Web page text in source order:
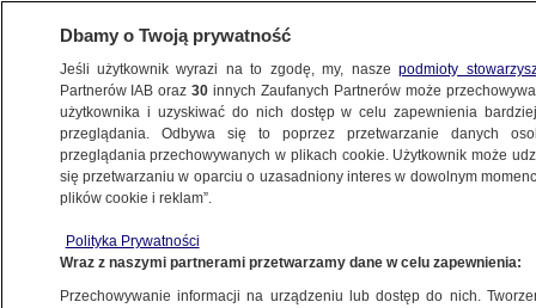
KONKRET24
POLITYKA
bo to sygnalizuje PKW. PKW - nie ma
takiego stanowiska
Dbamy o Twoją prywatność
Jeśli użytkownik wyrazi na to zgodę, my, naszepodmioty
Partnerów IAB oraz30 innych Zaufanych Partnerów może
użytkownika i uzyskiwać do nich dostęp w celu zapewnienia
przeglądania. Odbywa się to poprzez przetwarzanie danych
przeglądania przechowywanych w plikach cookie. Użytkownik może
się przetwarzaniu w oparciu o uzasadniony interes w dowolnym
plików cookie i reklam”.
Polityka Prywatności
Wraz z naszymi partnerami przetwarzamy dane w celu zapewnienia:
Przechowywanie informacji na urządzeniu lub dostęp do nich.